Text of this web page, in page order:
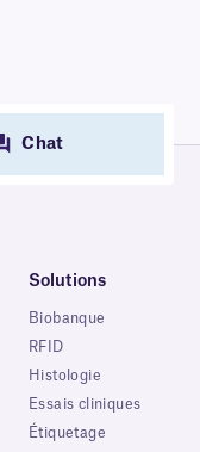
Chat
Solutions
Biobanque
RFID
Histologie
Essais cliniques
Étiquetage